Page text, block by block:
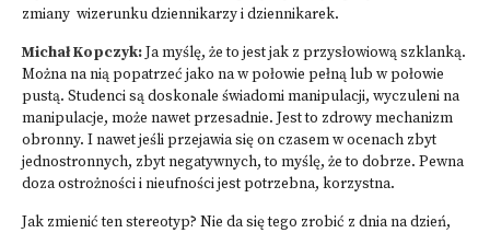
zmiany wizerunku dziennikarzy i dziennikarek.
Michał Kopczyk:Ja myślę, że to jest jak z przysłowiową szklanką.
Można na nią popatrzeć jako na w połowie pełną lub w połowie
pustą. Studenci są doskonale świadomi manipulacji, wyczuleni na
manipulacje, może nawet przesadnie. Jest to zdrowy mechanizm
obronny. I nawet jeśli przejawia się on czasem w ocenach zbyt
jednostronnych, zbyt negatywnych, to myślę, że to dobrze. Pewna
doza ostrożności i nieufności jest potrzebna, korzystna.
Jak zmienić ten stereotyp? Nie da się tego zrobić z dnia na dzień,